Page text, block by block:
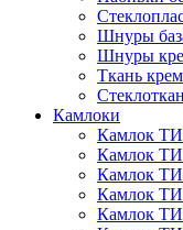
Шнуры
Шнуры
Ткань
Камлоки
Камлок
Камлок
Камлок
Камлок
Камлок